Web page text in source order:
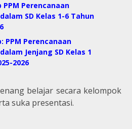
Perencanaan
SD Kelas 1-6 Tahun
PPM Perencanaan
Jenjang SD Kelas 1
2026
belajar secara kelompok
suka presentasi.